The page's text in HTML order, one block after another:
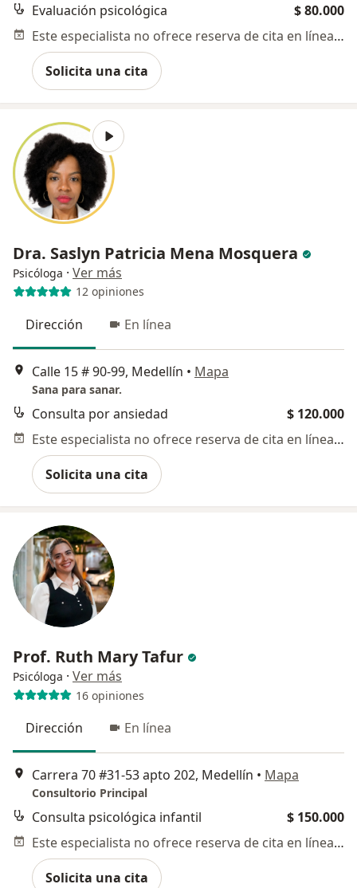
Evaluación psicológica
$ 80.000
Este especialista no ofrece reserva de cita en línea en esta dirección.
Solicita una cita
Dra. Saslyn Patricia Mena Mosquera
Psicóloga · Ver más
12 opiniones
Dirección En línea
Calle 15 # 90-99, Medellín • Mapa
Sana para sanar.
Consulta por ansiedad
$ 120.000
Este especialista no ofrece reserva de cita en línea en esta dirección.
Solicita una cita
Prof. Ruth Mary Tafur
Psicóloga · Ver más
16 opiniones
Dirección En línea
Carrera 70 #31-53 apto 202, Medellín • Mapa
Consultorio Principal
Consulta psicológica infantil
$ 150.000
Este especialista no ofrece reserva de cita en línea en esta dirección.
Solicita una cita